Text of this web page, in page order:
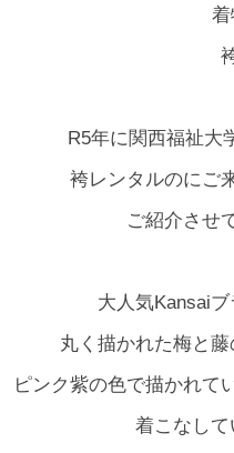
着
R5年に関西福祉大
袴レンタルのにご
ご紹介させ
大人気Kansaiブ
丸く描かれた梅と藤
ピンク紫の色で描かれて
着こなして